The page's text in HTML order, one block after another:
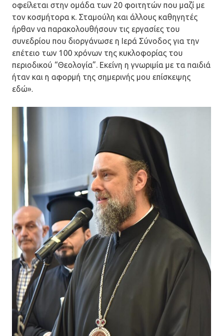
οφείλεται στην ομάδα των 20 φοιτητών που μαζί με
τον κοσμήτορα κ. Σταμούλη και άλλους καθηγητές
ήρθαν να παρακολουθήσουν τις εργασίες του
συνεδρίου που διοργάνωσε η Ιερά Σύνοδος για την
επέτειο των 100 χρόνων της κυκλοφορίας του
περιοδικού “Θεολογία”. Εκείνη η γνωριμία με τα παιδιά
ήταν και η αφορμή της σημερινής μου επίσκεψης
εδώ».